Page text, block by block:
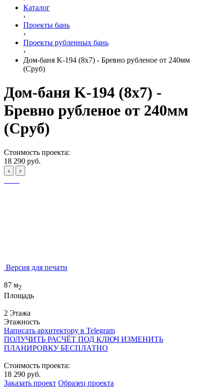
Каталог
›
Проекты бань
›
Проекты рубленных бань
›
Дом-баня K-194 (8x7) - Бревно рубленое от 240мм
(Сруб)
Дом-баня K-194 (8x7) -
Бревно рубленое от 240мм
(Сруб)
Стоимость проекта:
18 290 руб.
‹ ›
Версия для печати
87 м2
Площадь
2 Этажа
Этажность
Написать архитектору в Telegram
ПОЛУЧИТЬ РАСЧЁТ ПОД КЛЮЧ ИЗМЕНИТЬ
ПЛАНИРОВКУ БЕСПЛАТНО
Стоимость проекта:
18 290 руб.
Заказать проект Образец проекта